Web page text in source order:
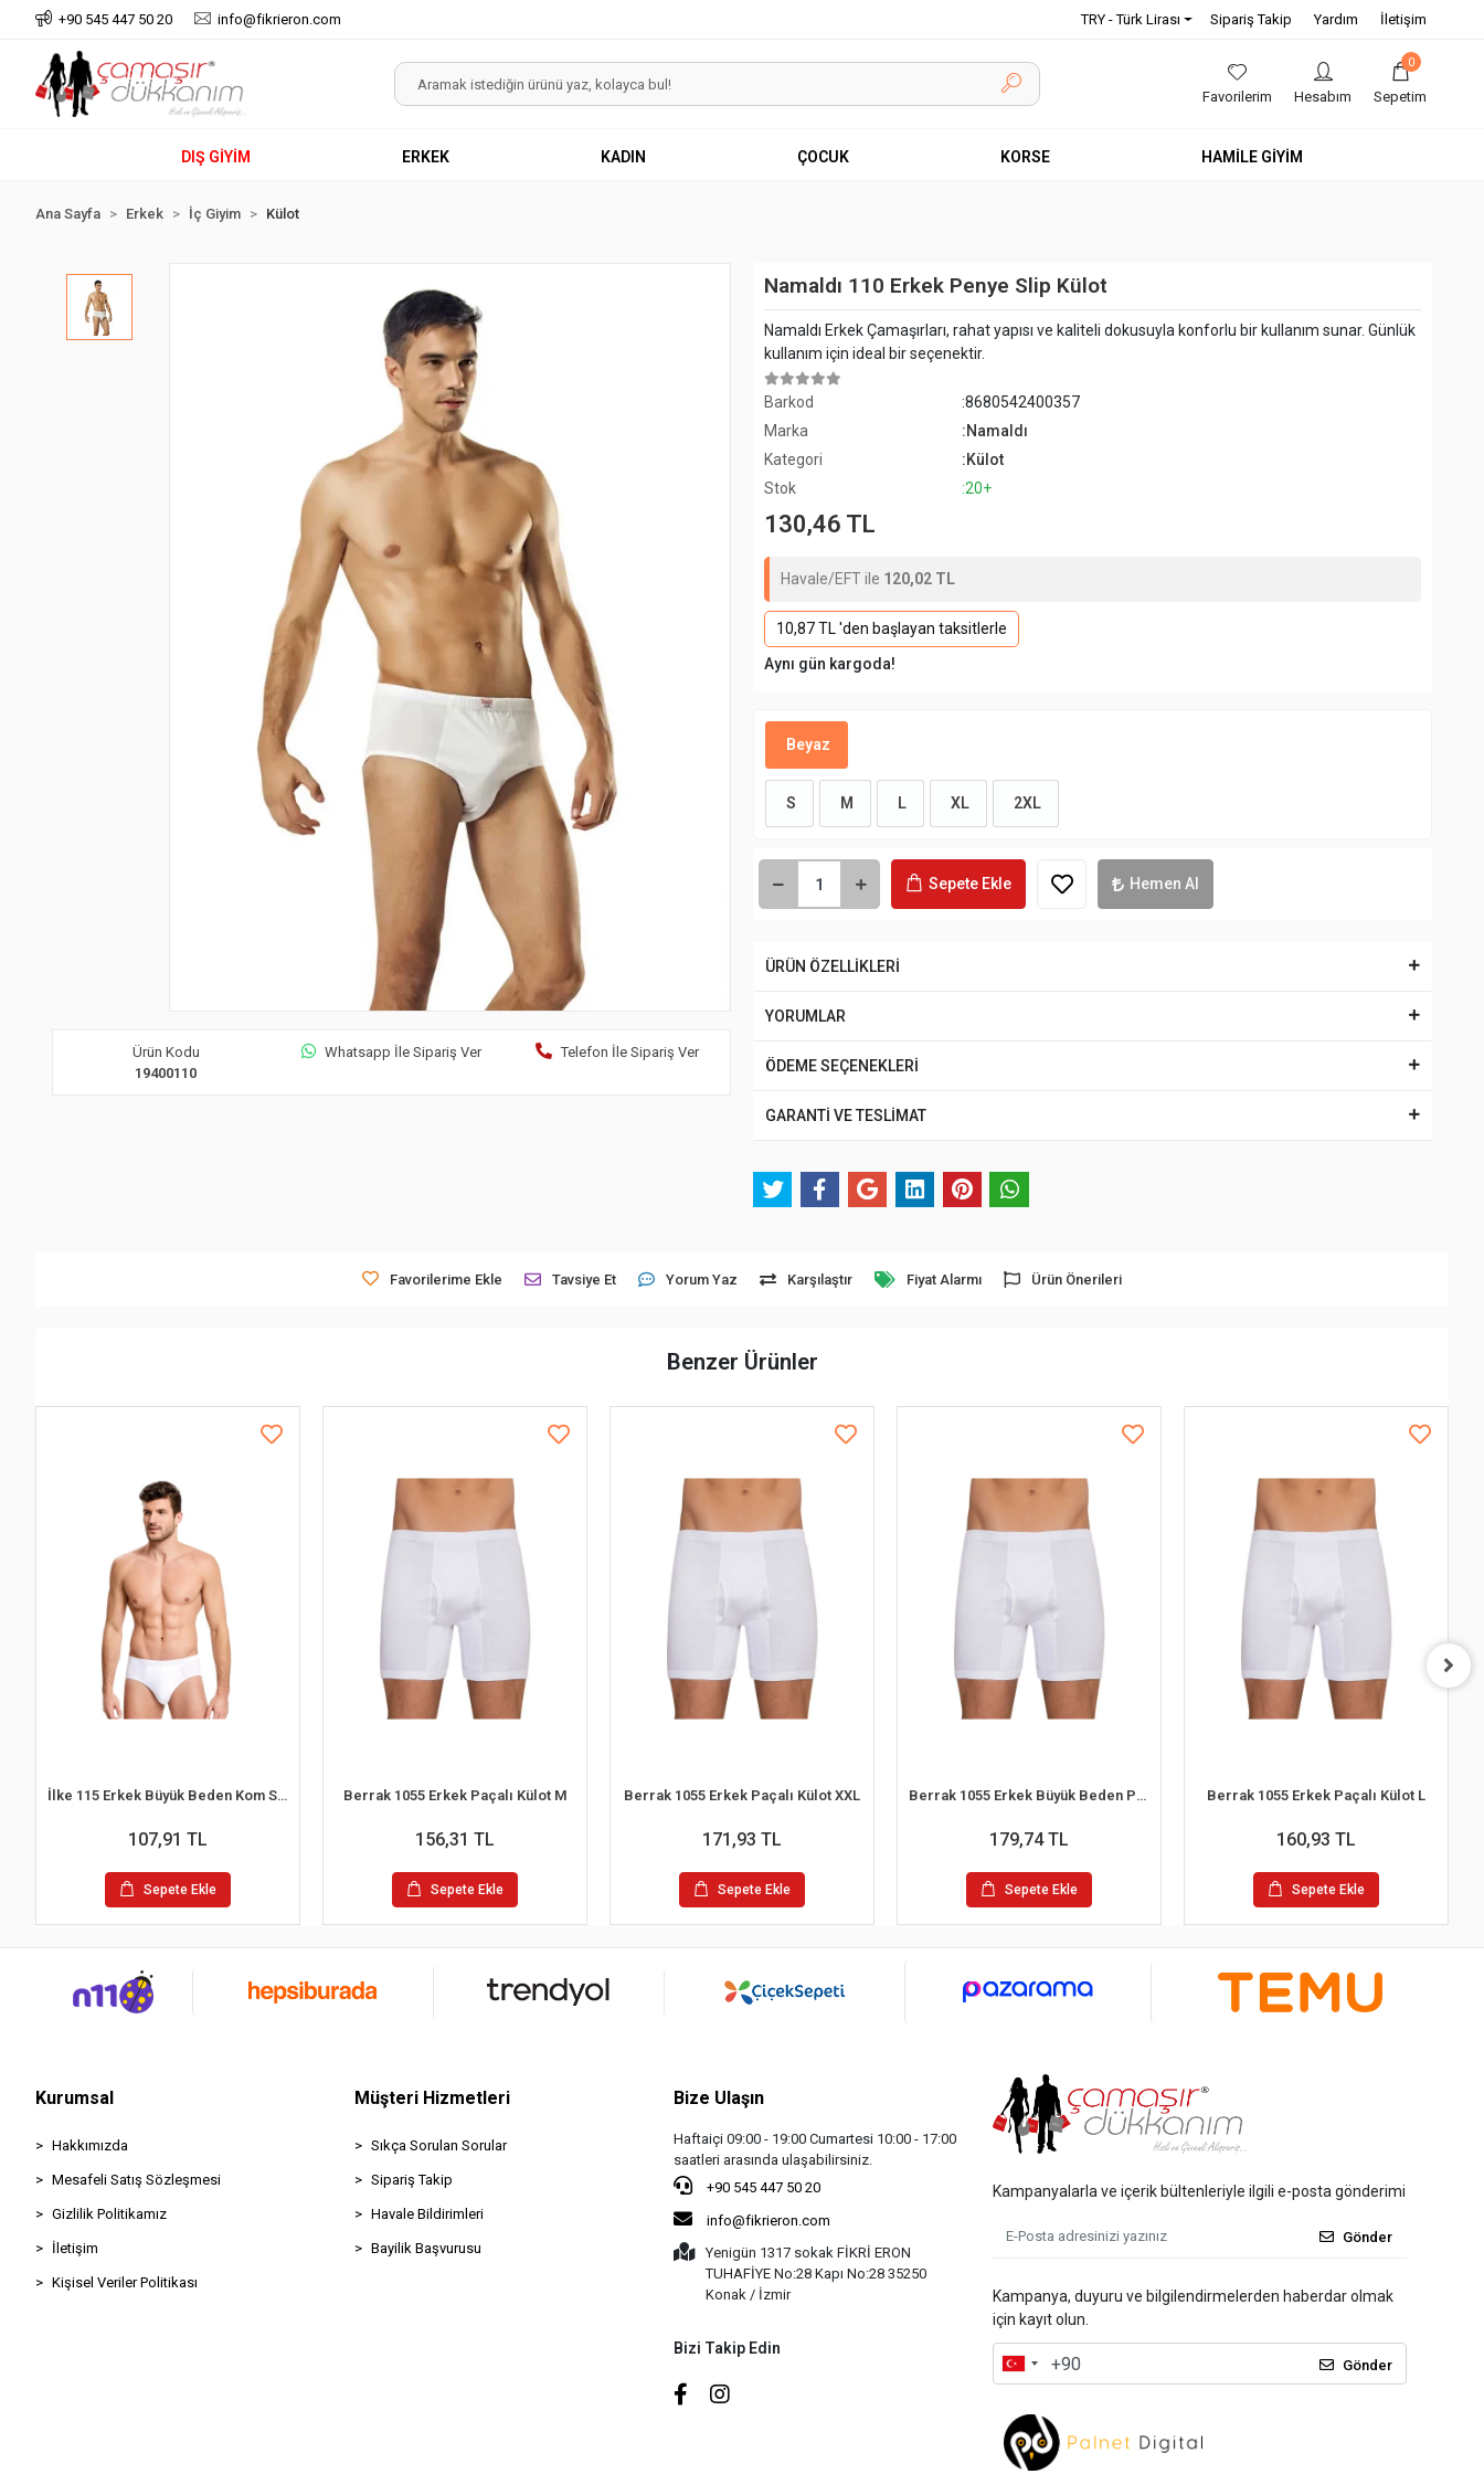
+90 545 447 50 20 info@fikrieron.com TRY - Türk Lirası Sipariş Takip Yardım İletişim
Favorilerim Hesabım
0
Sepetim
DIŞ GİYİM ERKEK KADIN ÇOCUK KORSE HAMİLE GİYİM
Ana Sayfa Erkek İç Giyim Külot
Ürün Kodu
19400110
Whatsapp İle Sipariş Ver Telefon İle Sipariş Ver
Namaldı 110 Erkek Penye Slip Külot
Namaldı Erkek Çamaşırları, rahat yapısı ve kaliteli dokusuyla konforlu bir kullanım sunar. Günlük
kullanım için ideal bir seçenektir.
Barkod
:8680542400357
Marka
:Namaldı
Kategori
:Külot
Stok
:20+
130,46 TL
Havale/EFT ile 120,02 TL
10,87 TL 'den başlayan taksitlerle
Aynı gün kargoda!
Beyaz
S M L XL 2XL
Sepete Ekle Hemen Al
ÜRÜN ÖZELLİKLERİ
YORUMLAR
ÖDEME SEÇENEKLERİ
GARANTİ VE TESLİMAT
Favorilerime Ekle Tavsiye Et Yorum Yaz Karşılaştır Fiyat Alarmı Ürün Önerileri
Benzer Ürünler
İlke 115 Erkek Büyük Beden Kom Slip Külot 2XL
107,91 TL
Sepete Ekle
Berrak 1055 Erkek Paçalı Külot M
156,31 TL
Sepete Ekle
Berrak 1055 Erkek Paçalı Külot XXL
171,93 TL
Sepete Ekle
Berrak 1055 Erkek Büyük Beden Paçalı Külot 3XL
179,74 TL
Sepete Ekle
Berrak 1055 Erkek Paçalı Külot L
160,93 TL
Sepete Ekle
Kurumsal
Hakkımızda
Mesafeli Satış Sözleşmesi
Gizlilik Politikamız
İletişim
Kişisel Veriler Politikası
Müşteri Hizmetleri
Sıkça Sorulan Sorular
Sipariş Takip
Havale Bildirimleri
Bayilik Başvurusu
Bize Ulaşın
Haftaiçi 09:00 - 19:00 Cumartesi 10:00 - 17:00
saatleri arasında ulaşabilirsiniz.
+90 545 447 50 20
info@fikrieron.com
Yenigün 1317 sokak FİKRİ ERON
TUHAFİYE No:28 Kapı No:28 35250
Konak / İzmir
Bizi Takip Edin
Kampanyalarla ve içerik bültenleriyle ilgili e-posta gönderimi
Gönder
Kampanya, duyuru ve bilgilendirmelerden haberdar olmak
için kayıt olun.
Gönder